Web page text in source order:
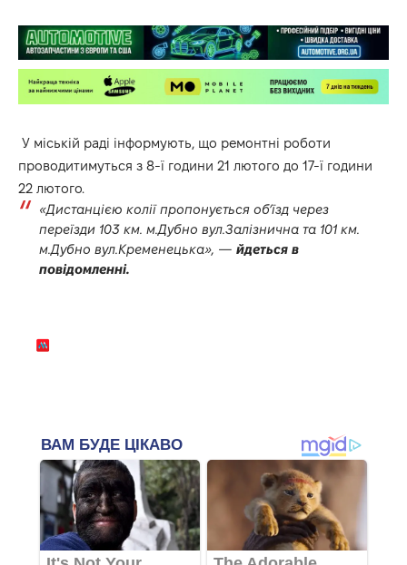
У міській раді інформують, що ремонтні роботи
проводитимуться з 8-ї години 21 лютого до 17-ї години
22 лютого.
«Дистанцією колії пропонується об’їзд через
переїзди 103 км. м.Дубно вул.Залізнична та 101 км.
м.Дубно вул.Кременецька», — йдеться в
повідомленні.